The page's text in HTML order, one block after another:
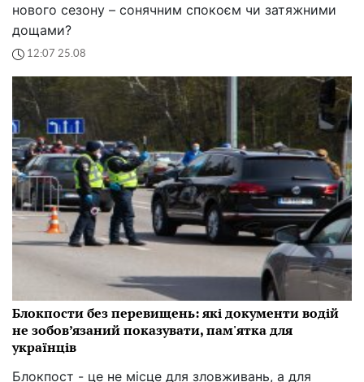
нового сезону – сонячним спокоєм чи затяжними
дощами?
12:07 25.08
Блокпости без перевищень: які документи водій
не зобов’язаний показувати, пам'ятка для
українців
Блокпост - це не місце для зловживань, а для